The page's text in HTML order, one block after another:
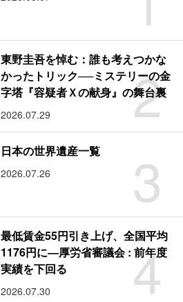
2
東野圭吾を悼む：誰も考えつかな
かったトリック──ミステリーの金
字塔『容疑者Ｘの献身』の舞台裏
2026.07.29
3
日本の世界遺産一覧
2026.07.26
4
最低賃金55円引き上げ、全国平均
1176円に―厚労省審議会 : 前年度
実績を下回る
2026.07.30